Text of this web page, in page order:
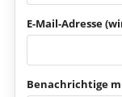
E-Mail-Adresse
Benachrichtige